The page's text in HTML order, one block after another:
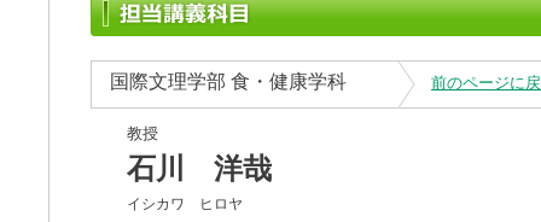
国際文理学部 食・健康学科 前のページに
教授
石川 洋哉
イシカワ ヒロヤ